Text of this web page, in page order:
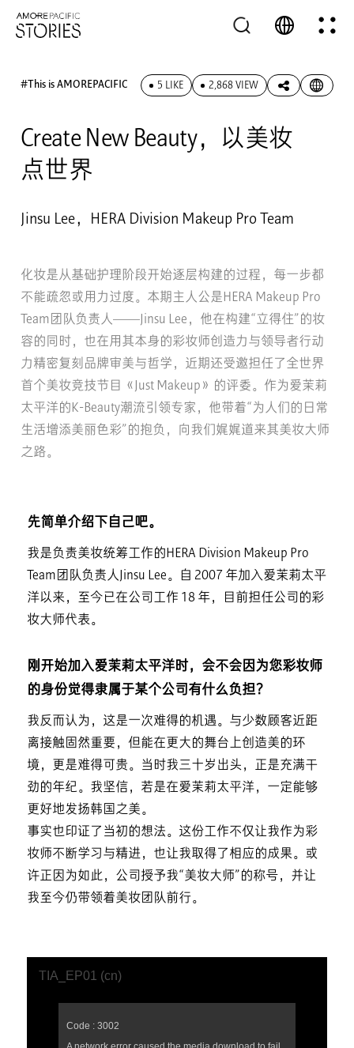
#This is AMOREPACIFIC 5 LIKE 2,868 VIEW
Create New Beauty，以美妆
点世界
Jinsu Lee，HERA Division Makeup Pro Team
化妆是从基础护理阶段开始逐层构建的过程，每一步都
不能疏忽或用力过度。本期主人公是HERA Makeup Pro
Team团队负责人——Jinsu Lee，他在构建“立得住”的妆
容的同时，也在用其本身的彩妆师创造力与领导者行动
力精密复刻品牌审美与哲学，近期还受邀担任了全世界
首个美妆竞技节目《Just Makeup》的评委。作为爱茉莉
太平洋的K-Beauty潮流引领专家，他带着“为人们的日常
生活增添美丽色彩”的抱负，向我们娓娓道来其美妆大师
之路。
先简单介绍下自己吧。
我是负责美妆统筹工作的HERA Division Makeup Pro
Team团队负责人Jinsu Lee。自 2007 年加入爱茉莉太平
洋以来，至今已在公司工作 18 年，目前担任公司的彩
妆大师代表。
刚开始加入爱茉莉太平洋时，会不会因为您彩妆师
的身份觉得隶属于某个公司有什么负担？
我反而认为，这是一次难得的机遇。与少数顾客近距
离接触固然重要，但能在更大的舞台上创造美的环
境，更是难得可贵。当时我三十岁出头，正是充满干
劲的年纪。我坚信，若是在爱茉莉太平洋，一定能够
更好地发扬韩国之美。
事实也印证了当初的想法。这份工作不仅让我作为彩
妆师不断学习与精进，也让我取得了相应的成果。或
许正因为如此，公司授予我“美妆大师”的称号，并让
我至今仍带领着美妆团队前行。